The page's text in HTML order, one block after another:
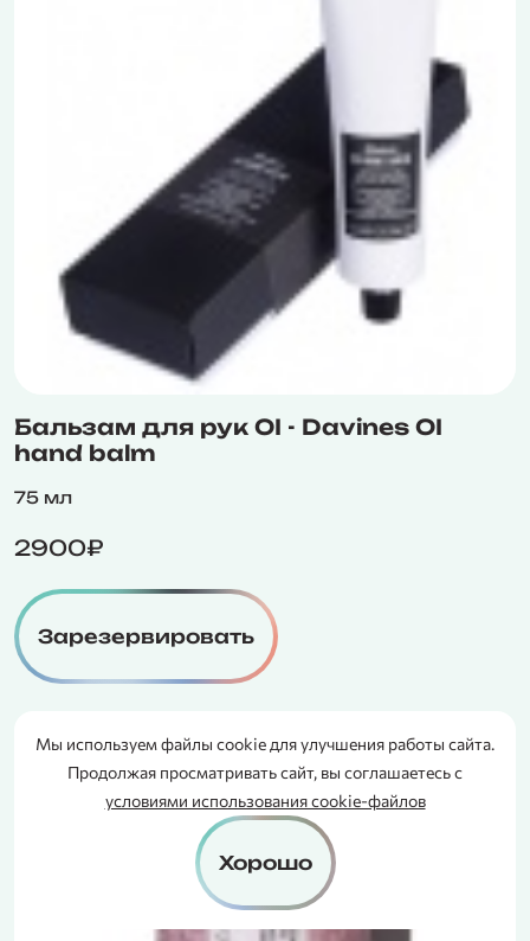
Бальзам для рук OI - Davines OI
hand balm
75 мл
2900₽
Зарезервировать
В ПОДАРОК
Мы используем файлы cookie для улучшения работы сайта.
Продолжая просматривать сайт, вы соглашаетесь с
условиями использования cookie-файлов
Хорошо